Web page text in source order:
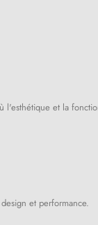
l'esthétique et la
et performance.